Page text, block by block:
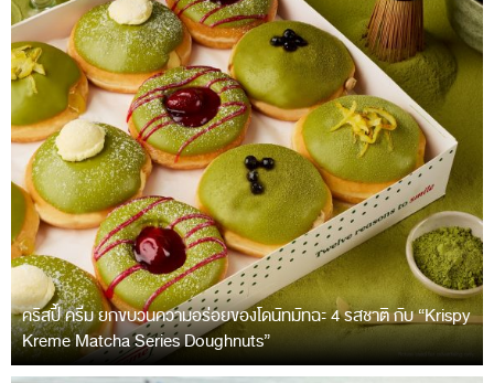
คริสปี้ ครีม ยกขบวนความอร่อยของโดนัทมัทฉะ 4 รสชาติ กับ “Krispy
Kreme Matcha Series Doughnuts”